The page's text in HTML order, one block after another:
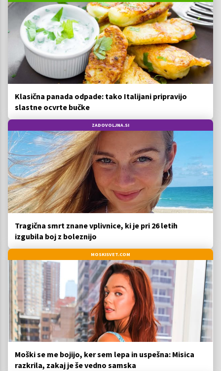
Klasična panada odpade: tako Italijani pripravijo
slastne ocvrte bučke
ZADOVOLJNA.SI
Tragična smrt znane vplivnice, ki je pri 26 letih
izgubila boj z boleznijo
MOSKISVET.COM
Moški se me bojijo, ker sem lepa in uspešna: Misica
razkrila, zakaj je še vedno samska